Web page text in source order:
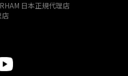
日本正規代理店
店